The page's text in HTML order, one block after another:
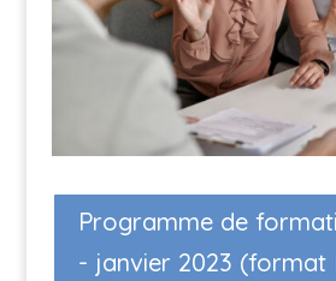
Programme de
- janvier 2023 (format